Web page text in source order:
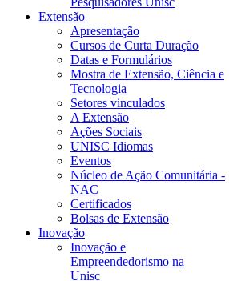
Extensão
Apresentação
Cursos de Curta Duração
Datas e Formulários
Mostra de Extensão, Ciência e
Tecnologia
Setores vinculados
A Extensão
Ações Sociais
UNISC Idiomas
Eventos
Núcleo de Ação Comunitária -
NAC
Certificados
Bolsas de Extensão
Inovação
Inovação e
Empreendedorismo na
Unisc